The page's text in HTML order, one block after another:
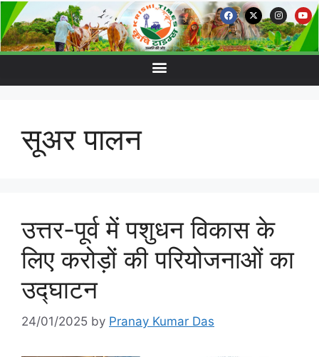
सूअर पालन
उत्तर-पूर्व में पशुधन विकास के
लिए करोड़ों की परियोजनाओं का
उद्घाटन
24/01/2025 by Pranay Kumar Das